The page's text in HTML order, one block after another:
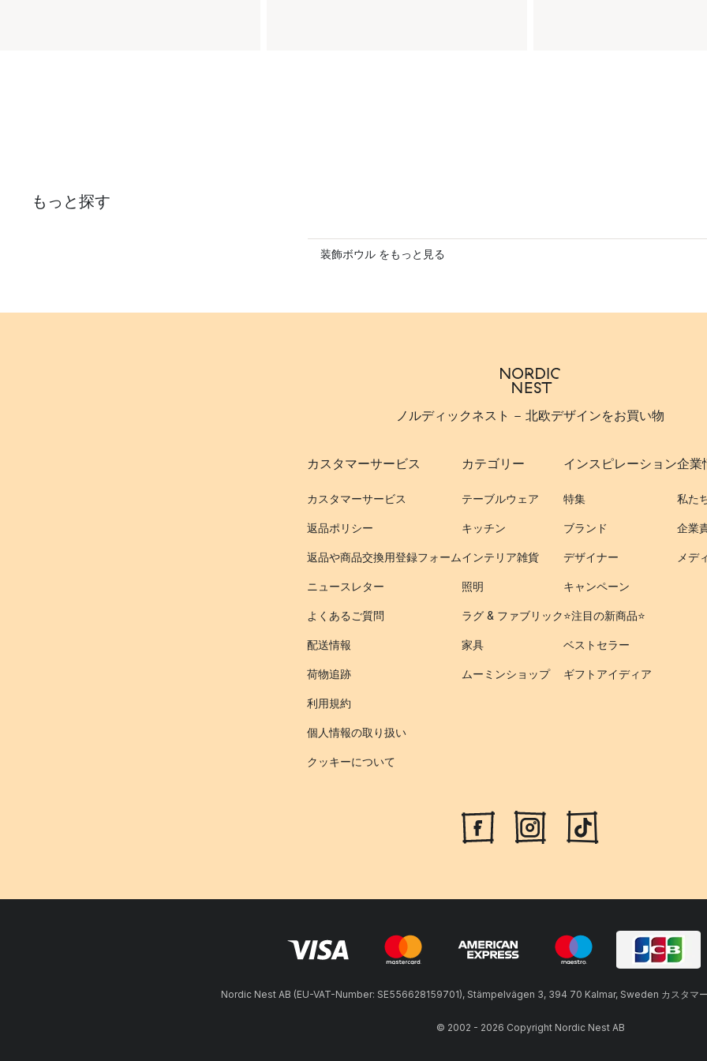
もっと探す
装飾ボウル をもっと見る
ノルディックネスト - 北欧デザインをお買い物
カスタマーサービス
カスタマーサービス
返品ポリシー
返品や商品交換用登録フォーム
ニュースレター
よくあるご質問
配送情報
荷物追跡
利用規約
個人情報の取り扱い
クッキーについて
カテゴリー
テーブルウェア
キッチン
インテリア雑貨
照明
ラグ & ファブリック
家具
ムーミンショップ
インスピレーション
特集
ブランド
デザイナー
キャンペーン
⭐️注目の新商品⭐️
ベストセラー
ギフトアイディア
企業
私た
企業
メデ
Nordic Nest AB (EU-VAT-Number: SE556628159701), Stämpelvägen 3, 394 70 Kalmar, Sweden カスタマ
© 2002 - 2026 Copyright Nordic Nest AB